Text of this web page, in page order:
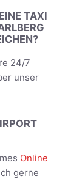
TAXI
24/7
unser
Online
gerne